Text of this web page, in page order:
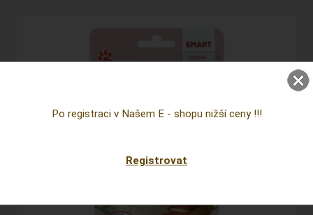
Po registraci v Našem E - shopu nižší ceny !!!
Registrovat